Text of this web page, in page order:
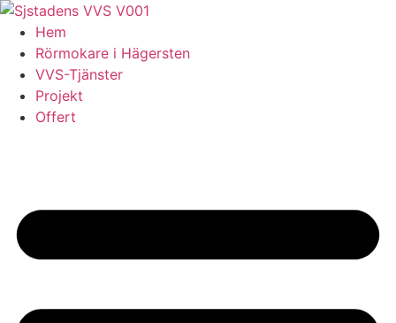
Skip
content
Hem
Rörmokare i Hägersten
VVS-Tjänster
Projekt
Offert